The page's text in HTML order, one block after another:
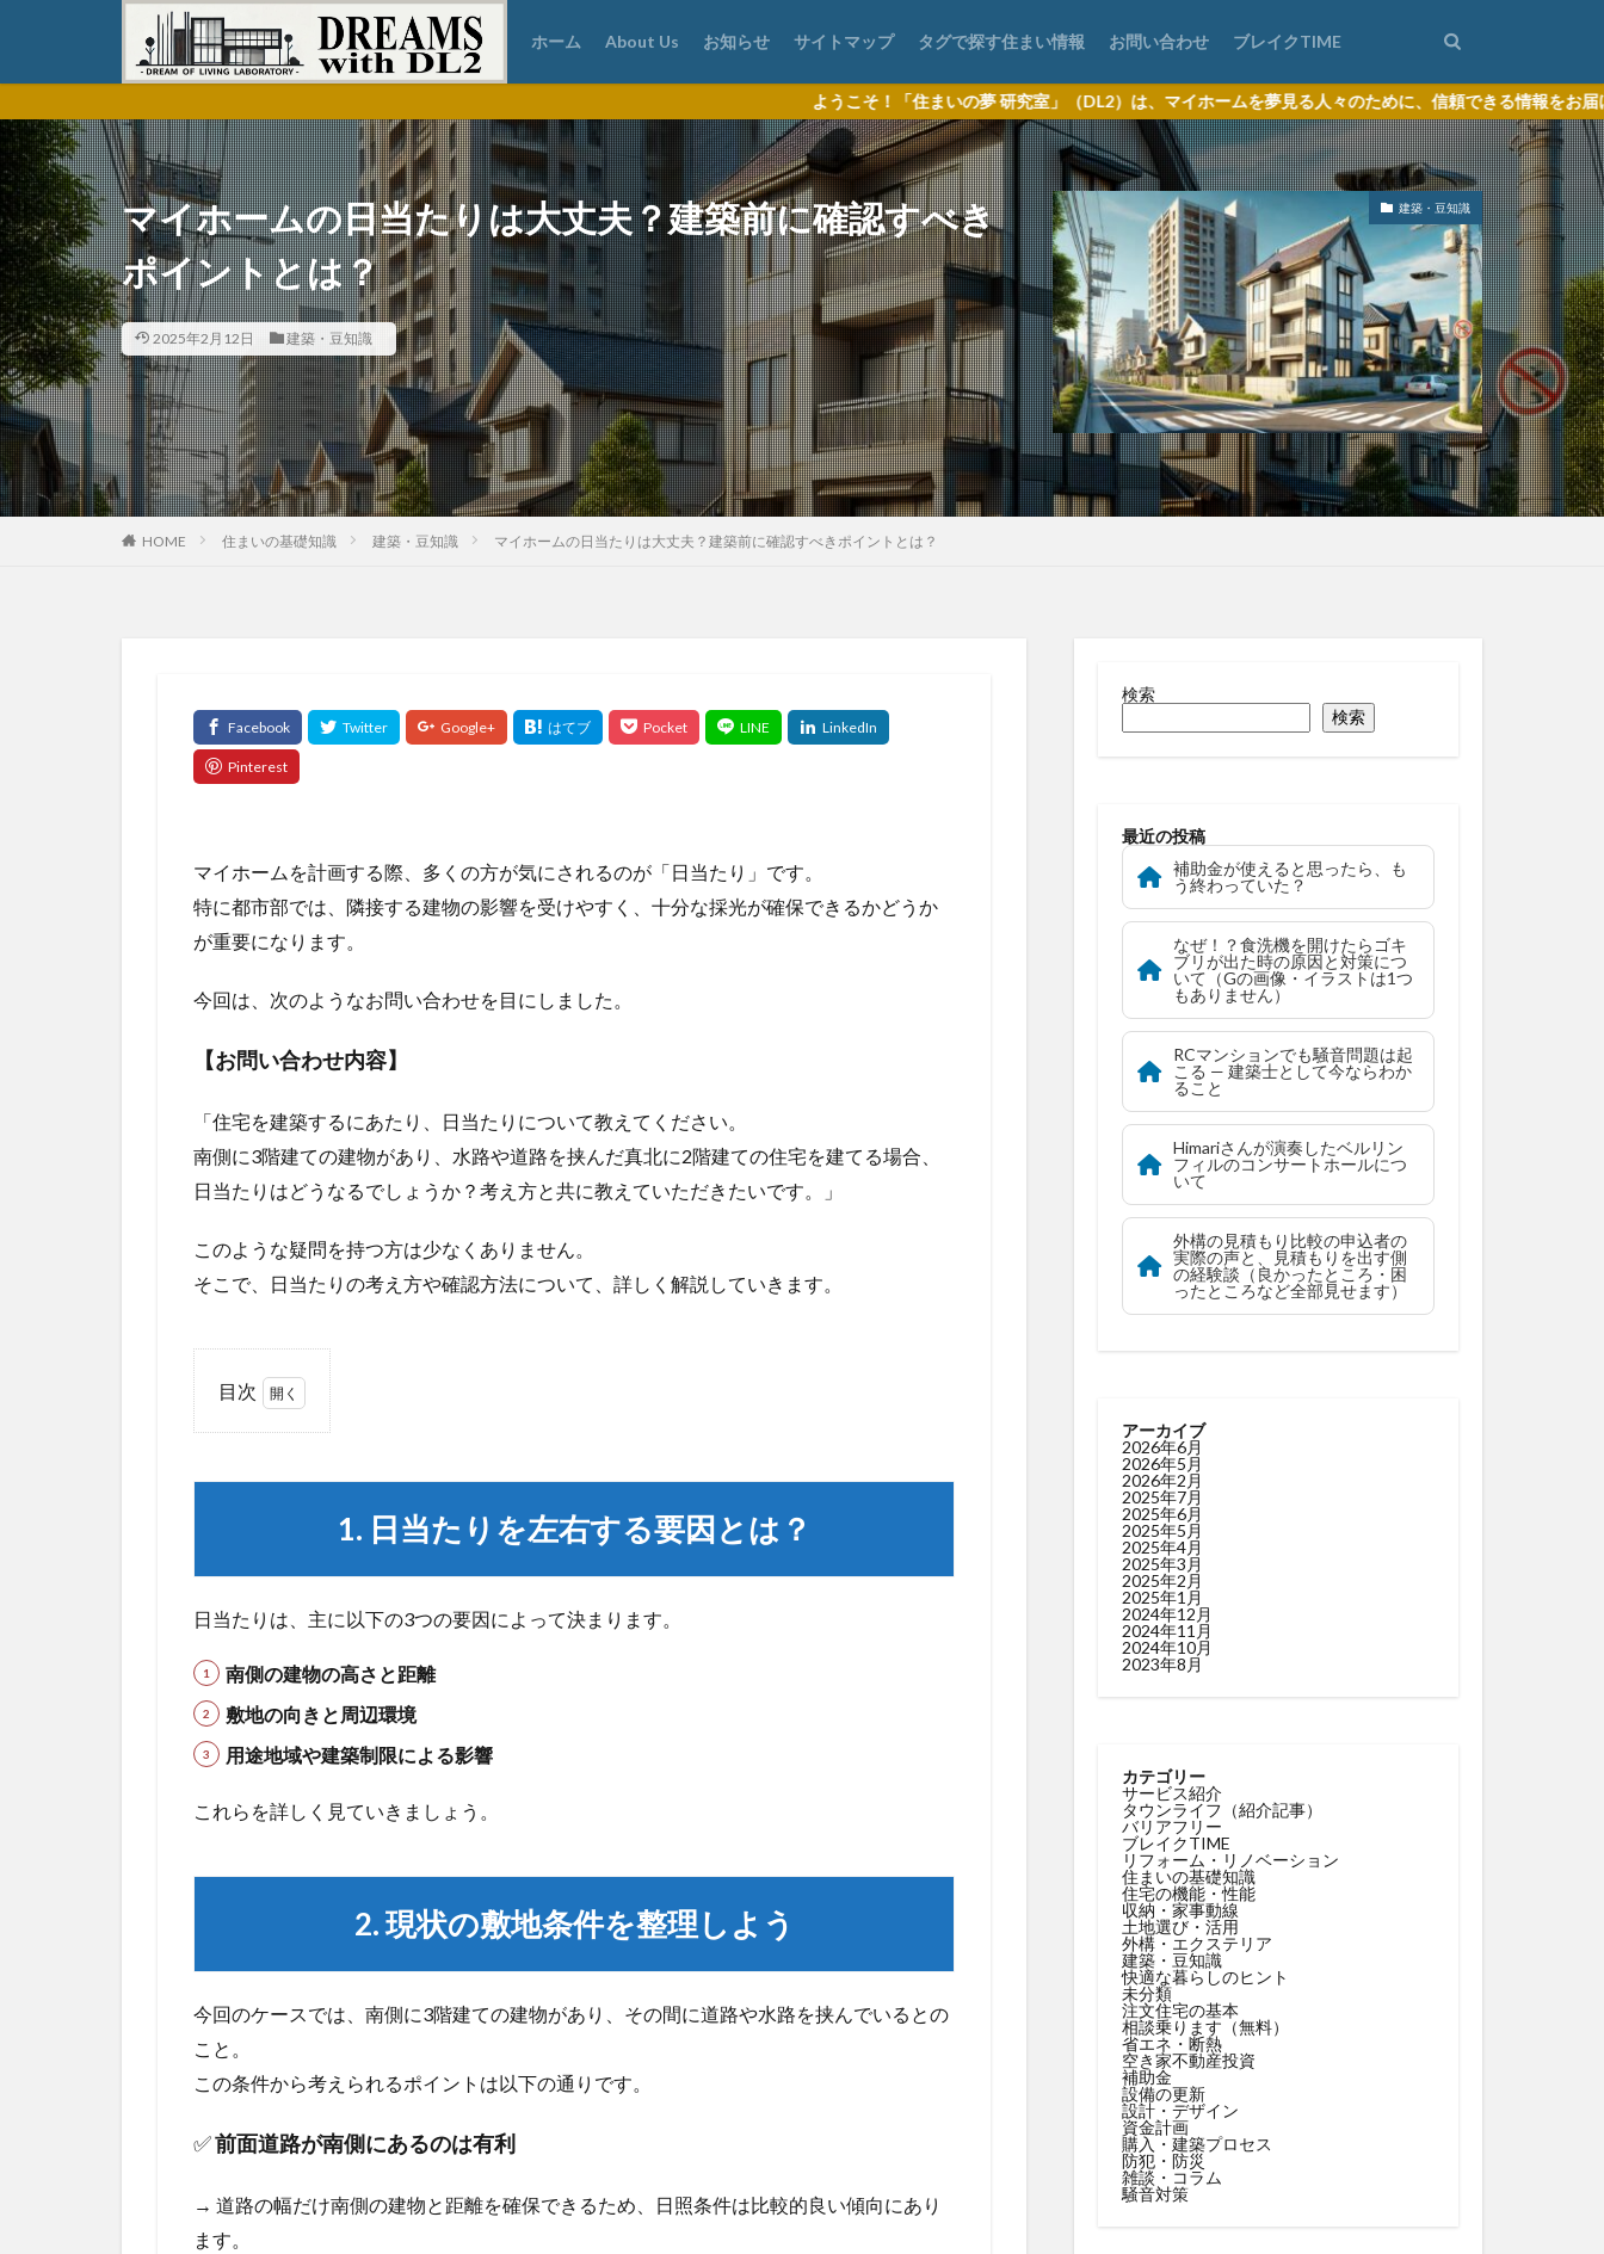
ホーム About Us お知らせ サイトマップ タグで探す住まい情報 お問い合わせ ブレイクTIME
ようこそ！「住まいの夢 研究室」（DL2）は、マイホームを夢見る人々のために、信頼できる情報をお届けするサイトです。
マイホームの日当たりは大丈夫？建築前に確認すべき
ポイントとは？
2025年2月12日 建築・豆知識
建築・豆知識
HOME 住まいの基礎知識 建築・豆知識 マイホームの日当たりは大丈夫？建築前に確認すべきポイントとは？
マイホームを計画する際、多くの方が気にされるのが「日当たり」です。
特に都市部では、隣接する建物の影響を受けやすく、十分な採光が確保できるかどうか
が重要になります。
今回は、次のようなお問い合わせを目にしました。
【お問い合わせ内容】
「住宅を建築するにあたり、日当たりについて教えてください。
南側に3階建ての建物があり、水路や道路を挟んだ真北に2階建ての住宅を建てる場合、
日当たりはどうなるでしょうか？考え方と共に教えていただきたいです。」
このような疑問を持つ方は少なくありません。
そこで、日当たりの考え方や確認方法について、詳しく解説していきます。
目次
当た
要因
は？
2
現
状
地
件
し
う
3
3. 将
建物
もチ
ェッ
ク！
1. 日当たりを左右する要因とは？
日当たりは、主に以下の3つの要因によって決まります。
南側の建物の高さと距離
敷地の向きと周辺環境
用途地域や建築制限による影響
これらを詳しく見ていきましょう。
2. 現状の敷地条件を整理しよう
今回のケースでは、南側に3階建ての建物があり、その間に道路や水路を挟んでいるとの
こと。
この条件から考えられるポイントは以下の通りです。
✅前面道路が南側にあるのは有利
→ 道路の幅だけ南側の建物と距離を確保できるため、日照条件は比較的良い傾向にあり
ます。
検索
検索
最近の投稿
補助金が使えると思ったら、も
う終わっていた？
なぜ！？食洗機を開けたらゴキ
ブリが出た時の原因と対策につ
いて（Gの画像・イラストは1つ
もありません）
RCマンションでも騒音問題は起
こる — 建築士として今ならわか
ること
Himariさんが演奏したベルリン
フィルのコンサートホールにつ
いて
外構の見積もり比較の申込者の
実際の声と、見積もりを出す側
の経験談（良かったところ・困
ったところなど全部見せます）
アーカイブ
2026年6月
2026年5月
2026年2月
2025年7月
2025年6月
2025年5月
2025年4月
2025年3月
2025年2月
2025年1月
2024年12月
2024年11月
2024年10月
2023年8月
カテゴリー
サービス紹介
タウンライフ（紹介記事）
バリアフリー
ブレイクTIME
リフォーム・リノベーション
住まいの基礎知識
住宅の機能・性能
収納・家事動線
土地選び・活用
外構・エクステリア
建築・豆知識
快適な暮らしのヒント
未分類
注文住宅の基本
相談乗ります（無料）
省エネ・断熱
空き家不動産投資
補助金
設備の更新
設計・デザイン
資金計画
購入・建築プロセス
防犯・防災
雑談・コラム
騒音対策